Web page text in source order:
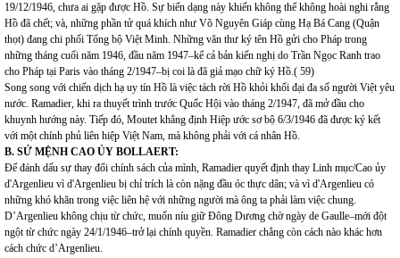
19/12/1946, chưa ai gặp được Hồ. Sự biến dạng này khiến không thể không hoài nghi rằng
Hồ đã chết; và, những phần tử quá khích như Võ Nguyên Giáp cùng Hạ Bá Cang (Quận
thọt) đang chi phối Tổng bộ Việt Minh. Những văn thư ký tên Hồ gửi cho Pháp trong
những tháng cuối năm 1946, đầu năm 1947–kể cả bản kiến nghị do Trần Ngọc Ranh trao
cho Pháp tại Paris vào tháng 2/1947–bị coi là đã giả mạo chữ ký Hồ.( 59)
Song song với chiến dịch hạ uy tín Hồ là việc tách rời Hồ khỏi khối đại đa số người Việt yêu
nước. Ramadier, khi ra thuyết trình trước Quốc Hội vào tháng 2/1947, đã mở đầu cho
khuynh hướng này. Tiếp đó, Moutet khẳng định Hiệp ước sơ bộ 6/3/1946 đã được ký kết
với một chính phủ liên hiệp Việt Nam, mà không phải với cá nhân Hồ.
B. SỨ MỆNH CAO ỦY BOLLAERT:
Để đánh dấu sự thay đổi chính sách của mình, Ramadier quyết định thay Linh mục/Cao ủy
d'Argenlieu vì d'Argenlieu bị chỉ trích là còn nặng đầu óc thực dân; và vì d'Argenlieu có
những khó khăn trong việc liên hệ với những người mà ông ta phải làm việc chung.
D’Argenlieu không chịu từ chức, muốn níu giữ Đông Dương chờ ngày de Gaulle–mới đột
ngột từ chức ngày 24/1/1946–trở lại chính quyền. Ramadier chẳng còn cách nào khác hơn
cách chức d’Argenlieu.